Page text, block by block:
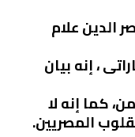
الدين علام
، إنهبيان
كما إنه لا
المصريين.